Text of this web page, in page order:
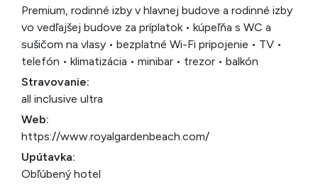
Premium, rodinné izby v hlavnej budove a rodinné izby
vo vedľajšej budove za príplatok • kúpeľňa s WC a
sušičom na vlasy • bezplatné Wi-Fi pripojenie • TV •
telefón • klimatizácia • minibar • trezor • balkón
Stravovanie:
all inclusive ultra
Web:
https://www.royalgardenbeach.com/
Upútavka:
Obľúbený hotel